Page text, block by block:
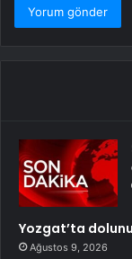
Yozgat’ta
Ağustos 9, 2026